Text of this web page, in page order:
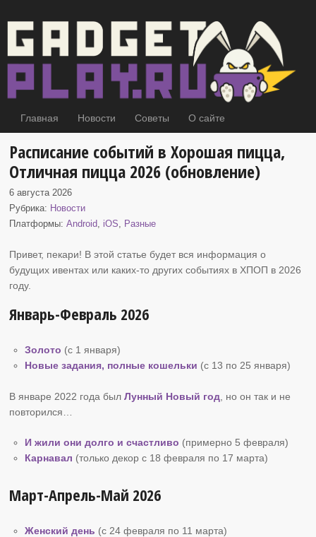
Главная Новости Советы О сайте
Расписание событий в Хорошая пицца,
Отличная пицца 2026 (обновление)
6 августа 2026
Рубрика: Новости
Платформы:Android, iOS, Разные
Привет, пекари! В этой статье будет вся информация о
будущих ивентах или каких-то других событиях в ХПОП в 2026
году.
Январь-Февраль 2026
Золото (с 1 января)
Новые задания, полные кошельки (с 13 по 25 января)
В январе 2022 года былЛунный Новый год , но он так и не
повторился…
И жили они долго и счастливо (примерно 5 февраля)
Карнавал (только декор с 18 февраля по 17 марта)
Март-Апрель-Май 2026
Женский день (с 24 февраля по 11 марта)